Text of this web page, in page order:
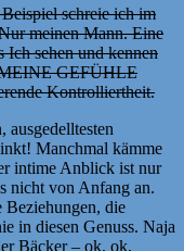
schreie ich im
meinen Mann. Eine
Ich sehen und kennen
MEINE GEFÜHLE
Kontrolliertheit.
ausgedelltesten
Manchmal kämme
intime Anblick ist nur
nicht von Anfang an.
Beziehungen, die
in diesen Genuss. Naja
Bäcker – ok, ok,